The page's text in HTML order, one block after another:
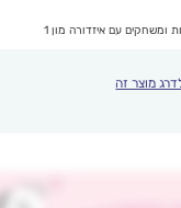
ומשחקים עם איזדורה מון 1
מוצר זה